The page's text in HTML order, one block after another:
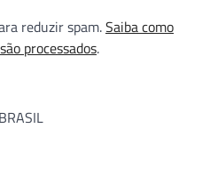
reduzir spam.Saiba como
processados.